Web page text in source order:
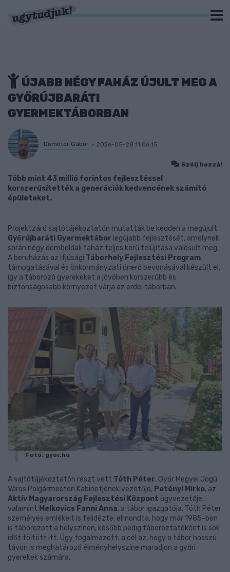
ÚJABB NÉGY FAHÁZ ÚJULT MEG A
GYŐRÚJBARÁTI
GYERMEKTÁBORBAN
Dömötör Gábor 2026-05-28 11:06:15
Szólj hozzá!
Több mint 43 millió forintos fejlesztéssel
korszerűsítették a generációk kedvencének számító
épületeket.
Projektzáró sajtótájékoztatón mutatták be kedden a megújult
Győrújbaráti Gyermektábor legújabb fejlesztését, amelynek
során négy domboldali faház teljes körű felújítása valósult meg.
A beruházás az Ifjúsági Táborhely Fejlesztési Program
támogatásával és önkormányzati önerő bevonásával készült el,
így a táborozó gyerekeket a jövőben korszerűbb és
biztonságosabb környezet várja az erdei táborban.
Fotó: gyor.hu
A sajtótájékoztatón részt vett Tóth Péter, Győr Megyei Jogú
Város Polgármesteri Kabinetjének vezetője, Petényi Mirko, az
Aktív Magyarország Fejlesztési Központ ügyvezetője,
valamint Melkovics Fanni Anna, a tábor igazgatója. Tóth Péter
személyes emlékeit is felidézte: elmondta, hogy már 1985-ben
is táborozott a helyszínen, később pedig táboroztatóként is sok
időt töltött itt. Úgy fogalmazott, a cél az, hogy a tábor hosszú
távon is meghatározó élményhelyszíne maradjon a győri
gyerekek számára.